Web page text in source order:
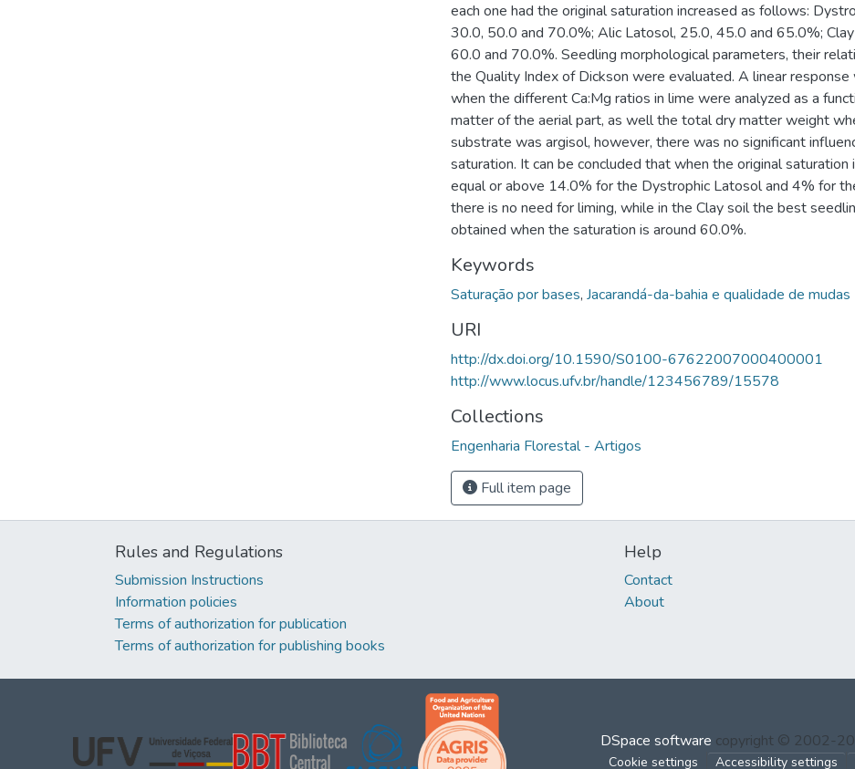
each one had the original saturation increased as follows:
30.0, 50.0 and 70.0%; Alic Latosol, 25.0, 45.0 and 65.0%;
60.0 and 70.0%. Seedling morphological parameters, their
the Quality Index of Dickson were evaluated. A linear response
when the different Ca:Mg ratios in lime were analyzed as a
matter of the aerial part, as well the total dry matter weight
substrate was argisol, however, there was no significant
saturation. It can be concluded that when the original saturation
equal or above 14.0% for the Dystrophic Latosol and 4% for
there is no need for liming, while in the Clay soil the best
obtained when the saturation is around 60.0%.
Keywords
Saturação por bases, Jacarandá-da-bahia e qualidade de mudas
URI
http://dx.doi.org/10.1590/S0100-67622007000400001
http://www.locus.ufv.br/handle/123456789/15578
Collections
Engenharia Florestal - Artigos
Full item page
Rules and Regulations
Submission Instructions
Information policies
Terms of authorization for publication
Terms of authorization for publishing books
Help
Contact
About
DSpace software copyright © 2002-
Cookie settings Accessibility settings